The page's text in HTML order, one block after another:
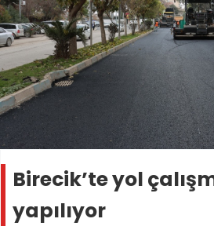
Birecik’te yol
yapılıyor